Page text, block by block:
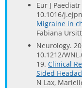
Eur J
10.1016/
Migraine in
Fabiana
Neurology.
10.1212/
19. Clinical
Sided
N Lax,